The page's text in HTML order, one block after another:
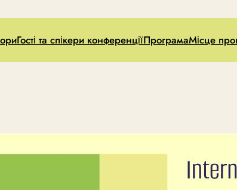
Гості та спікери конференціїПрограмаМісце